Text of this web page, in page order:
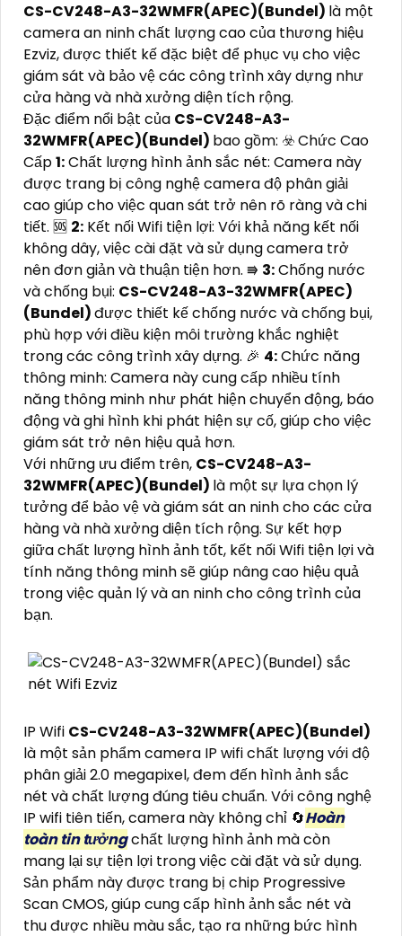
CS-CV248-A3-32WMFR(APEC)(Bundel) là một
camera an ninh chất lượng cao của thương hiệu
Ezviz, được thiết kế đặc biệt để phục vụ cho việc
giám sát và bảo vệ các công trình xây dựng như
cửa hàng và nhà xưởng diện tích rộng.
Đặc điểm nổi bật của CS-CV248-A3-
32WMFR(APEC)(Bundel) bao gồm: ☣️ Chức Cao
Cấp1:Chất lượng hình ảnh sắc nét: Camera này
được trang bị công nghệ camera độ phân giải
cao giúp cho việc quan sát trở nên rõ ràng và chi
tiết. 🆘 2: Kết nối Wifi tiện lợi: Với khả năng kết nối
không dây, việc cài đặt và sử dụng camera trở
nên đơn giản và thuận tiện hơn. ⭆ 3:Chống nước
và chống bụi: CS-CV248-A3-32WMFR(APEC)
(Bundel)được thiết kế chống nước và chống bụi,
phù hợp với điều kiện môi trường khắc nghiệt
trong các công trình xây dựng. ️🎉 4:Chức năng
thông minh: Camera này cung cấp nhiều tính
năng thông minh như phát hiện chuyển động, báo
động và ghi hình khi phát hiện sự cố, giúp cho việc
giám sát trở nên hiệu quả hơn.
Với những ưu điểm trên, CS-CV248-A3-
32WMFR(APEC)(Bundel) là một sự lựa chọn lý
tưởng để bảo vệ và giám sát an ninh cho các cửa
hàng và nhà xưởng diện tích rộng. Sự kết hợp
giữa chất lượng hình ảnh tốt, kết nối Wifi tiện lợi và
tính năng thông minh sẽ giúp nâng cao hiệu quả
trong việc quản lý và an ninh cho công trình của
bạn.
IP Wifi CS-CV248-A3-32WMFR(APEC)(Bundel)
là một sản phẩm camera IP wifi chất lượng với độ
phân giải 2.0 megapixel, đem đến hình ảnh sắc
nét và chất lượng đúng tiêu chuẩn. Với công nghệ
IP wifi tiên tiến, camera này không chỉ 🔄Hoàn
toàn tin tưởngchất lượng hình ảnh mà còn
mang lại sự tiện lợi trong việc cài đặt và sử dụng.
Sản phẩm này được trang bị chip Progressive
Scan CMOS, giúp cung cấp hình ảnh sắc nét và
thu được nhiều màu sắc, tạo ra những bức hình